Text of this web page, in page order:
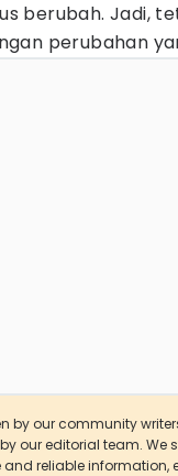
berubah. Jadi,
perubahan
by our community
our editorial team. We
reliable information,